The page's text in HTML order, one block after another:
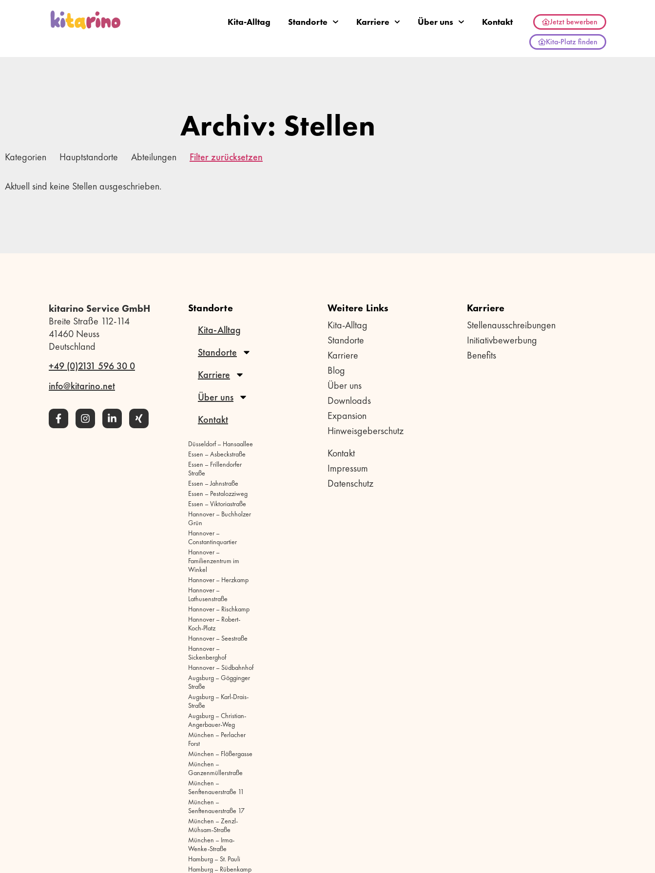
Kita-Alltag Standorte Karriere Über uns Kontakt
Jetzt bewerben
Kita-Platz finden
Archiv: Stellen
Kategorien Hauptstandorte Abteilungen Filter zurücksetzen
Aktuell sind keine Stellen ausgeschrieben.
kitarino Service GmbH
Breite Straße 112-114
41460 Neuss
Deutschland
+49 (0)2131 596 30 0
info@kitarino.net
Standorte
Kita-Alltag
Standorte
Karriere
Über uns
Kontakt
Düsseldorf – Hansaallee
Essen – Asbeckstraße
Essen – Frillendorfer
Straße
Essen – Jahnstraße
Essen – Pestalozziweg
Essen – Viktoriastraße
Hannover – Buchholzer
Grün
Hannover –
Constantinquartier
Hannover –
Familienzentrum im
Winkel
Hannover – Herzkamp
Hannover –
Lathusenstraße
Hannover – Rischkamp
Hannover – Robert-
Koch-Platz
Hannover – Seestraße
Hannover –
Sickenberghof
Hannover – Südbahnhof
Augsburg – Gögginger
Straße
Augsburg – Karl-Drais-
Straße
Augsburg – Christian-
Angerbauer-Weg
München – Perlacher
Forst
München – Flößergasse
München –
Ganzenmüllerstraße
München –
Senftenauerstraße 11
München –
Senftenauerstraße 17
München – Zenzl-
Mühsam-Straße
München – Irma-
Wenke-Straße
Hamburg – St. Pauli
Hamburg – Rübenkamp
Weitere Links
Kita-Alltag
Standorte
Karriere
Blog
Über uns
Downloads
Expansion
Hinweisgeberschutz
Kontakt
Impressum
Datenschutz
Karriere
Stellenausschreibungen
Initiativbewerbung
Benefits